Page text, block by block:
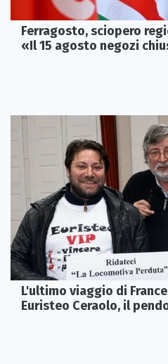
Ferragosto, sciopero
«Il 15 agosto negozi
L'ultimo viaggio di
Euristeo Ceraolo, il